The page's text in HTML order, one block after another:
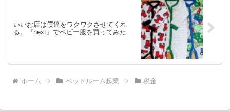
いいお店は僕達をワクワクさせてくれ
る。『next』でベビー服を買ってみた
ホーム ベッドルーム起業 税金